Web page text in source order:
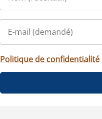
Politique de confidentialité